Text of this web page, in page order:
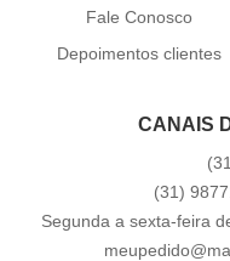
Fale Conosco
Depoimentos clientes
CANAIS
(31)
Segunda a sexta-feira